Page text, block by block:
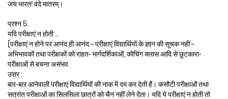
जय भारत! वंदे मातरम्।
प्रश्न 5.
यदि परीक्षाएं न होती …
[परीक्षाएं न होने पर आनंद ही आनंद – परीक्षाएं विद्यार्थियों के ज्ञान की सूचक नहीं –
अभिभावकों तथा परीक्षकों को राहत- मार्गदर्शिकाओं, कोचिंग क्लास आदि से छुटकारा-
परीक्षाओं से बचना असंभव
उत्तर :
बार-बार आनेवाली परीक्षाएं विद्यार्थियों की नाक में दम कर देती हैं। कसौटी परीक्षाओं तथा
सत्रांत परीक्षाओं का सिलसिला छात्रों को चैन नहीं लेने देता। यदि ये परीक्षाएं न होती तो